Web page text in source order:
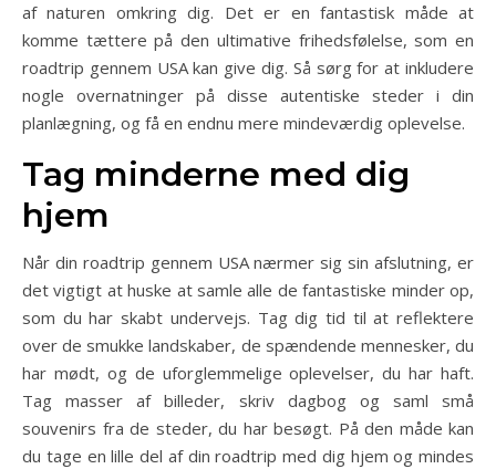
af naturen omkring dig. Det er en fantastisk måde at
komme tættere på den ultimative frihedsfølelse, som en
roadtrip gennem USA kan give dig. Så sørg for at inkludere
nogle overnatninger på disse autentiske steder i din
planlægning, og få en endnu mere mindeværdig oplevelse.
Tag minderne med dig
hjem
Når din roadtrip gennem USA nærmer sig sin afslutning, er
det vigtigt at huske at samle alle de fantastiske minder op,
som du har skabt undervejs. Tag dig tid til at reflektere
over de smukke landskaber, de spændende mennesker, du
har mødt, og de uforglemmelige oplevelser, du har haft.
Tag masser af billeder, skriv dagbog og saml små
souvenirs fra de steder, du har besøgt. På den måde kan
du tage en lille del af din roadtrip med dig hjem og mindes